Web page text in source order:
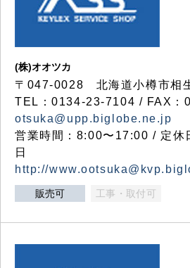
(株)オオツカ
〒047-0028 北海道小樽市相
TEL：0134-23-7104 / FAX：
otsuka@upp.biglobe.ne.jp
営業時間：8:00〜17:00 / 定休
日
http://
販売可 工事・取付可